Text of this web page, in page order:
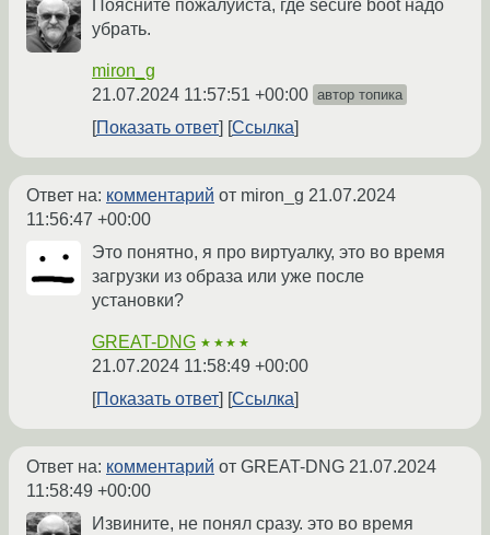
Поясните пожалуйста, где secure boot надо
убрать.
miron_g
21.07.2024 11:57:51 +00:00 автор топика
Показать ответ Ссылка
Ответ на: комментарий от miron_g 21.07.2024
11:56:47 +00:00
Это понятно, я про виртуалку, это во время
загрузки из образа или уже после
установки?
GREAT-DNG ★★★★
21.07.2024 11:58:49 +00:00
Показать ответ
Ссылка
Ответ на: комментарий от GREAT-DNG 21.07.2024
11:58:49 +00:00
Извините, не понял сразу. это во время